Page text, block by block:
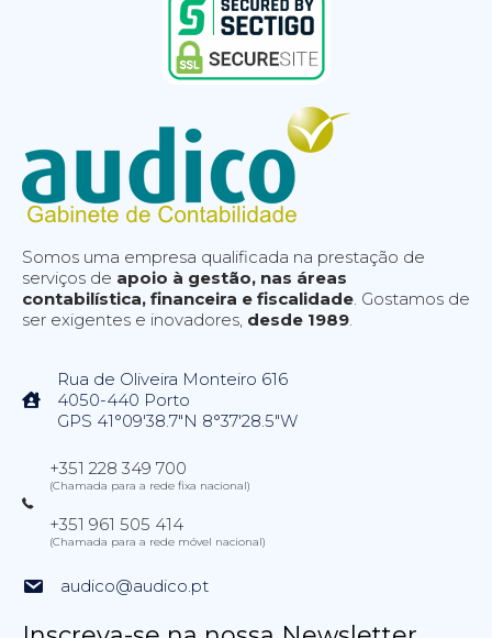
Somos uma empresa qualificada na prestação de
serviços de apoio à gestão, nas áreas
contabilística, financeira e fiscalidade. Gostamos de
ser exigentes e inovadores, desde 1989.
Rua de Oliveira Monteiro 616
4050-440 Porto
GPS 41°09'38.7"N 8°37'28.5"W
+351 228 349 700
(Chamada para a rede fixa nacional)
+351 961 505 414
(Chamada para a rede móvel nacional)
audico@audico.pt